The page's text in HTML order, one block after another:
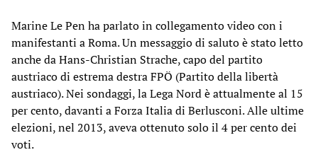
Marine Le Pen ha parlato in collegamento video con i
manifestanti a Roma. Un messaggio di saluto è stato letto
anche da Hans-Christian Strache, capo del partito
austriaco di estrema destra FPÖ (Partito della libertà
austriaco). Nei sondaggi, la Lega Nord è attualmente al 15
per cento, davanti a Forza Italia di Berlusconi. Alle ultime
elezioni, nel 2013, aveva ottenuto solo il 4 per cento dei
voti.